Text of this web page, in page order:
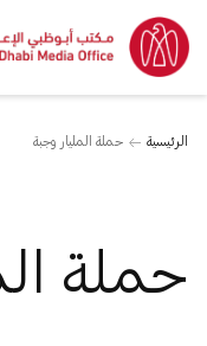
الرئيسية حملة المليار وجبة
حملة